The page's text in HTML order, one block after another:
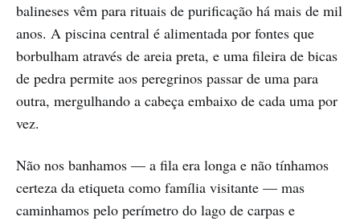
balineses vêm para rituais de purificação há mais de mil
anos. A piscina central é alimentada por fontes que
borbulham através de areia preta, e uma fileira de bicas
de pedra permite aos peregrinos passar de uma para
outra, mergulhando a cabeça embaixo de cada uma por
vez.
Não nos banhamos — a fila era longa e não tínhamos
certeza da etiqueta como família visitante — mas
caminhamos pelo perímetro do lago de carpas e